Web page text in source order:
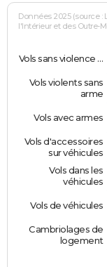
Données 2025 (source
l'Intérieur et des Outre-
Vols sans violence …
Vols violents sans
arme
Vols avec armes
Vols d'accessoires
sur véhicules
Vols dans les
véhicules
Vols de véhicules
Cambriolages de
logement